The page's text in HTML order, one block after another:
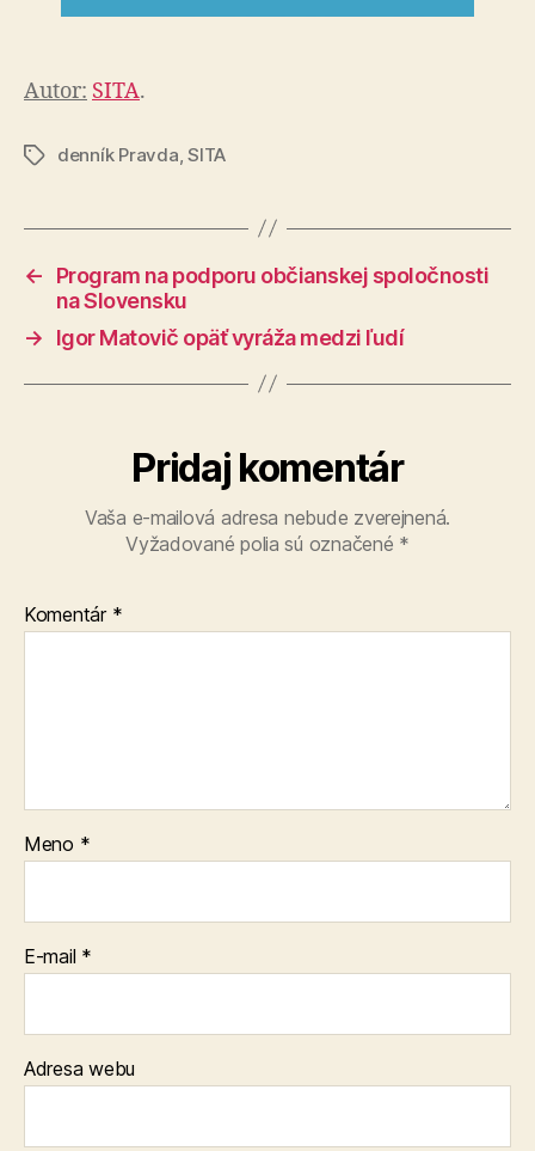
Autor: SITA.
Značkydenník Pravda ,SITA
←
Program na podporu občianskej spoločnosti
na Slovensku
→
Igor Matovič opäť vyráža medzi ľudí
Pridaj komentár
Vaša e-mailová adresa nebude zverejnená.
Vyžadované polia sú označené *
Komentár *
Meno *
E-mail *
Adresa webu